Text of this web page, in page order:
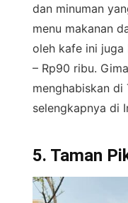
dan minuman
menu makanan
oleh kafe ini juga
– Rp90 ribu.
menghabiskan di
selengkapnya di
5. Taman